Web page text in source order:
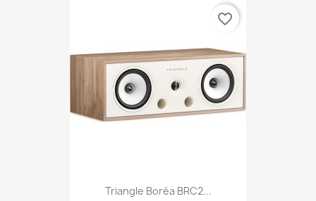
Triangle Boréa BRC2...
favorite_border